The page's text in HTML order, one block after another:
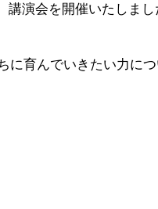
演会を開催いたしまし
に育んでいきたい力に